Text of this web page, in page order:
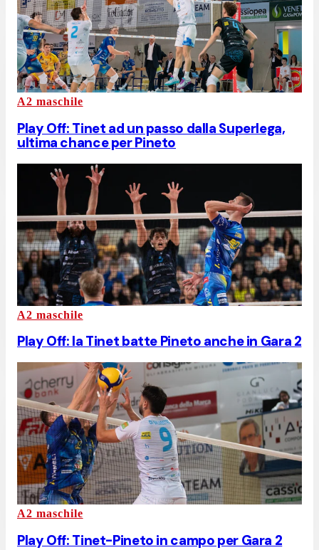
A2 maschile
Play Off: Tinet ad un passo dalla Superlega,
ultima chance per Pineto
A2 maschile
Play Off: la Tinet batte Pineto anche in Gara 2
A2 maschile
Play Off: Tinet-Pineto in campo per Gara 2